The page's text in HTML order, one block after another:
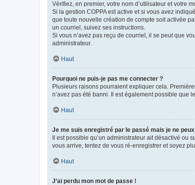
Vérifiez, en premier, votre nom d’utilisateur et votre
Si la gestion COPPA est active et si vous avez
que toute nouvelle création de compte soit activée
un courriel, suivez ses instructions.
Si vous n’avez pas reçu de courriel, il se peut que
administrateur.
Haut
Pourquoi ne puis-je pas me connecter ?
Plusieurs raisons pourraient expliquer cela.
n’avez pas été banni. Il est également possible que
Haut
Je me suis enregistré par le passé mais je ne
Il est possible qu’un administrateur ait désactivé
vous arrive, tentez de vous ré-enregistrer et soyez
Haut
J’ai perdu mon mot de passe !